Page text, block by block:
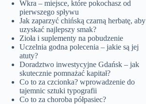
Wkra – miejsce, które pokochasz od
pierwszego spływu
Jak zaparzyć chińską czarną herbatę, aby
uzyskać najlepszy smak?
Zioła i suplementy na pobudzenie
Uczelnia godna polecenia – jakie są jej
atuty?
Doradztwo inwestycyjne Gdańsk – jak
skutecznie pomnażać kapitał?
Co to za czcionka? wprowadzenie do
tajemnic sztuki typografii
Co to za choroba półpasiec?